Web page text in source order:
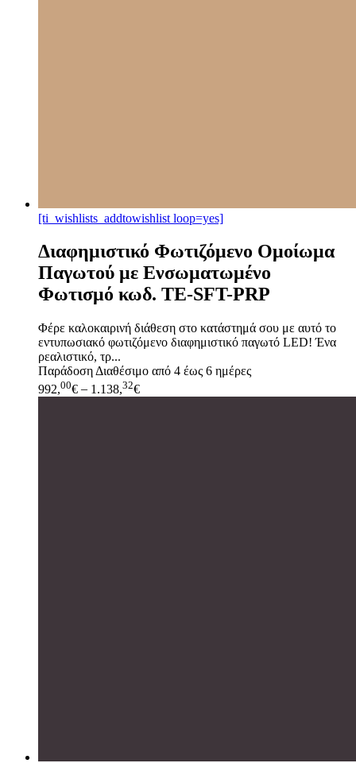
[ti_wishlists_addtowishlist loop=yes]
Διαφημιστικό Φωτιζόμενο Ομοίωμα
Παγωτού με Ενσωματωμένο
Φωτισμό κωδ. ΤΕ-SFT-PRP
Φέρε καλοκαιρινή διάθεση στο κατάστημά σου με αυτό το
εντυπωσιακό φωτιζόμενο διαφημιστικό παγωτό LED! Ένα
ρεαλιστικό, τρ...
Παράδοση Διαθέσιμο από 4 έως 6 ημέρες
992,00€ – 1.138,32€